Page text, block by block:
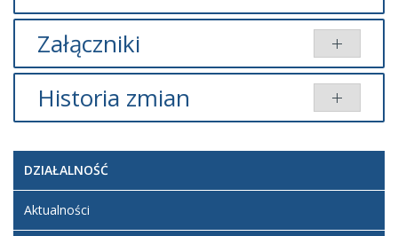
Załączniki
Brak załączników.
Historia zmian
zmian
Data Osoba
Porównaj
Artykuł
został
środa,
DZIAŁALNOŚĆ
Aktualności